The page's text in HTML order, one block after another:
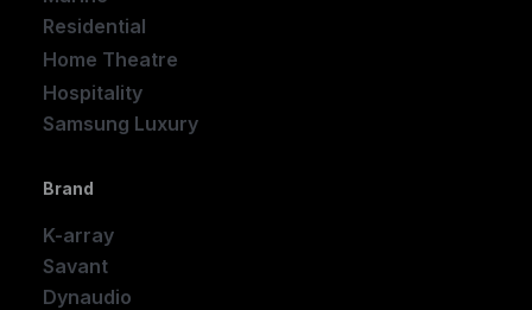
Residential
Home Theatre
Hospitality
Samsung Luxury
Brand
K-array
Savant
Dynaudio